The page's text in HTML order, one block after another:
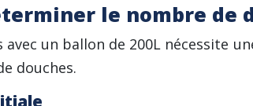
le nombre de
un ballon de 200L nécessite
douches.